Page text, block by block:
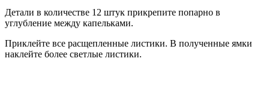
Детали в количестве 12 штук прикрепите попарно в
углубление между капельками.
Приклейте все расщепленные листики. В полученные ямки
наклейте более светлые листики.